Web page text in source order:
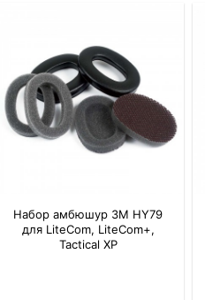
Набор амбюшур 3M HY79
для LiteCom, LiteCom+,
Tactical XP